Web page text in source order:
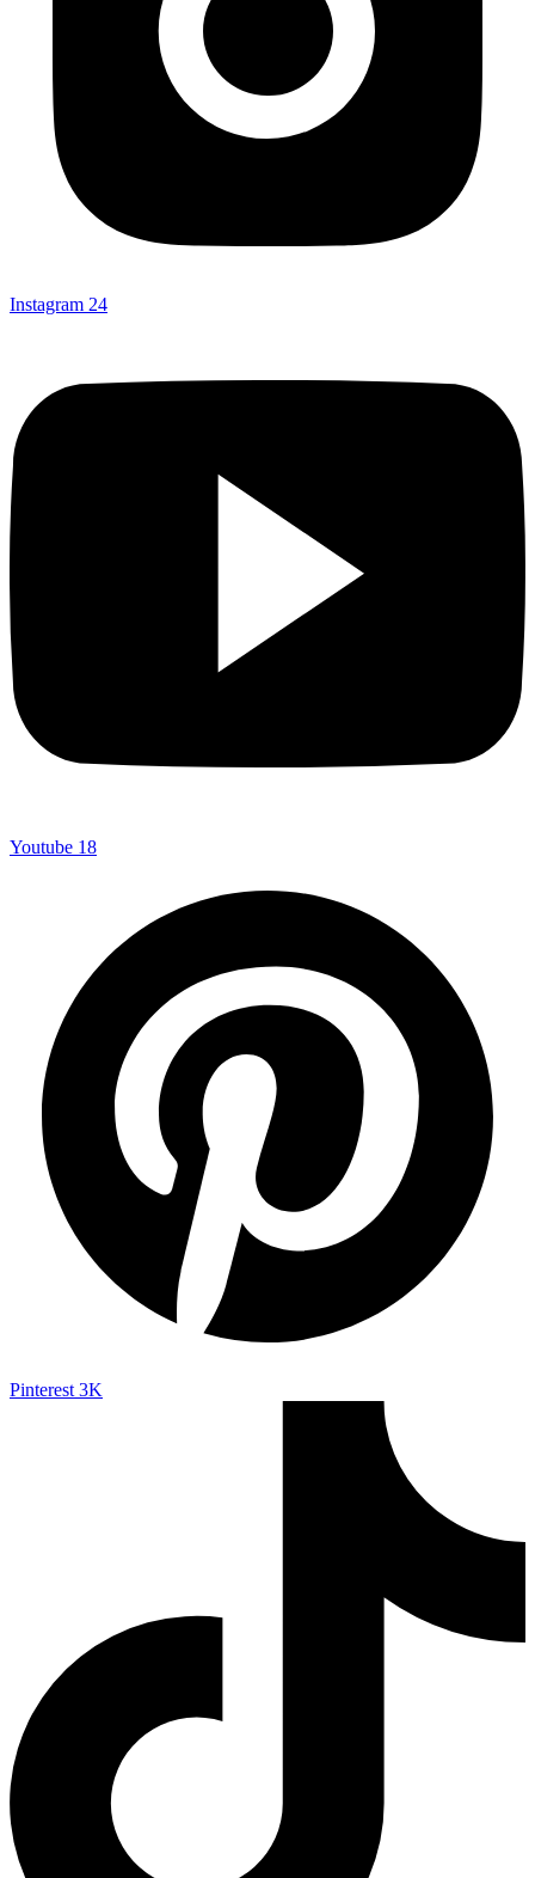
Instagram 24
Youtube 18
Pinterest 3K